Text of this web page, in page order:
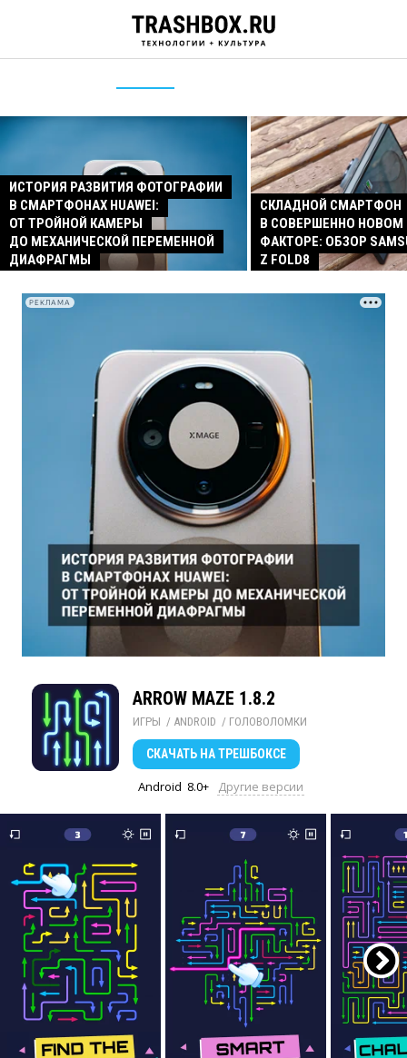
ИСТОРИЯ РАЗВИТИЯ ФОТОГРАФИИ
В СМАРТФОНАХ HUAWEI:
ОТ ТРОЙНОЙ КАМЕРЫ
ДО МЕХАНИЧЕСКОЙ ПЕРЕМЕННОЙ
ДИАФРАГМЫ
СКЛАДНОЙ СМАРТФОН
В СОВЕРШЕННО
ФАКТОРЕ: ОБЗОР
Z FOLD8
РЕКЛАМА
ARROW MAZE 1.8.2
ИГРЫ / ANDROID / ГОЛОВОЛОМКИ
СКАЧАТЬ НА ТРЕШБОКСЕ
Android 8.0+ Другие версии